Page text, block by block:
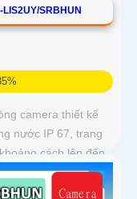
SRBHUN
camera thiết kế
nước IP 67, trang
cách lên đến
được người và